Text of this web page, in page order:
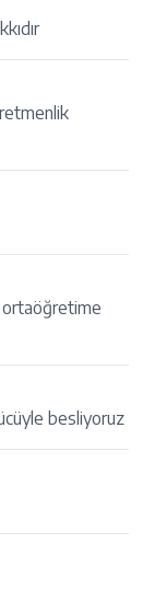
ortaöğretime
besliyoruz